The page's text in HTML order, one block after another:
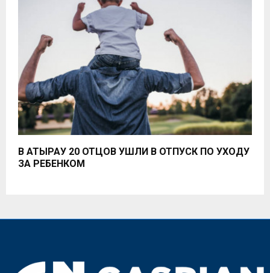
В АТЫРАУ 20 ОТЦОВ УШЛИ В ОТПУСК ПО УХОДУ
ЗА РЕБЕНКОМ